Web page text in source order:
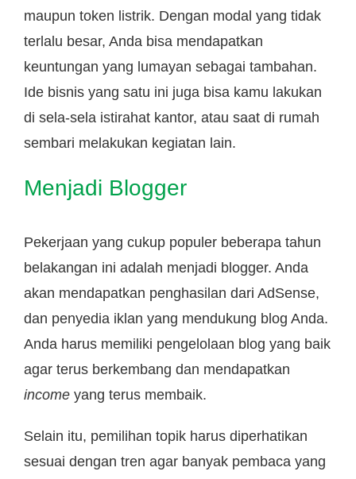
maupun token listrik. Dengan modal yang tidak
terlalu besar, Anda bisa mendapatkan
keuntungan yang lumayan sebagai tambahan.
Ide bisnis yang satu ini juga bisa kamu lakukan
di sela-sela istirahat kantor, atau saat di rumah
sembari melakukan kegiatan lain.
Menjadi Blogger
Pekerjaan yang cukup populer beberapa tahun
belakangan ini adalah menjadi blogger. Anda
akan mendapatkan penghasilan dari AdSense,
dan penyedia iklan yang mendukung blog Anda.
Anda harus memiliki pengelolaan blog yang baik
agar terus berkembang dan mendapatkan
income yang terus membaik.
Selain itu, pemilihan topik harus diperhatikan
sesuai dengan tren agar banyak pembaca yang